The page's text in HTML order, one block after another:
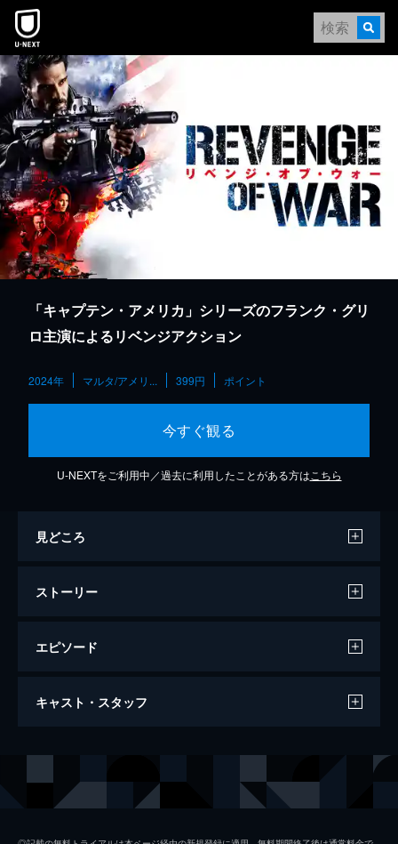
本文へスキップ
「キャプテン・アメリカ」シリーズのフランク・グリ
ロ主演によるリベンジアクション
2024年 マルタ/アメリ... 399円 ポイント
今すぐ観る
U-NEXTをご利用中／過去に利用したことがある方は こちら
見どころ
ストーリー
エピソード
リベンジ・オブ・ウォー
キャスト・スタッフ
ハート大佐